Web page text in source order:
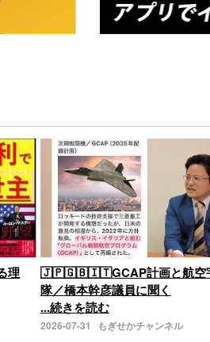
理
🇯🇵🇬🇧🇮🇹GCAP計画と航空
隊／橋本幹彦議員に聞く
...続きを読む
2026-07-31 もぎせかチャンネル